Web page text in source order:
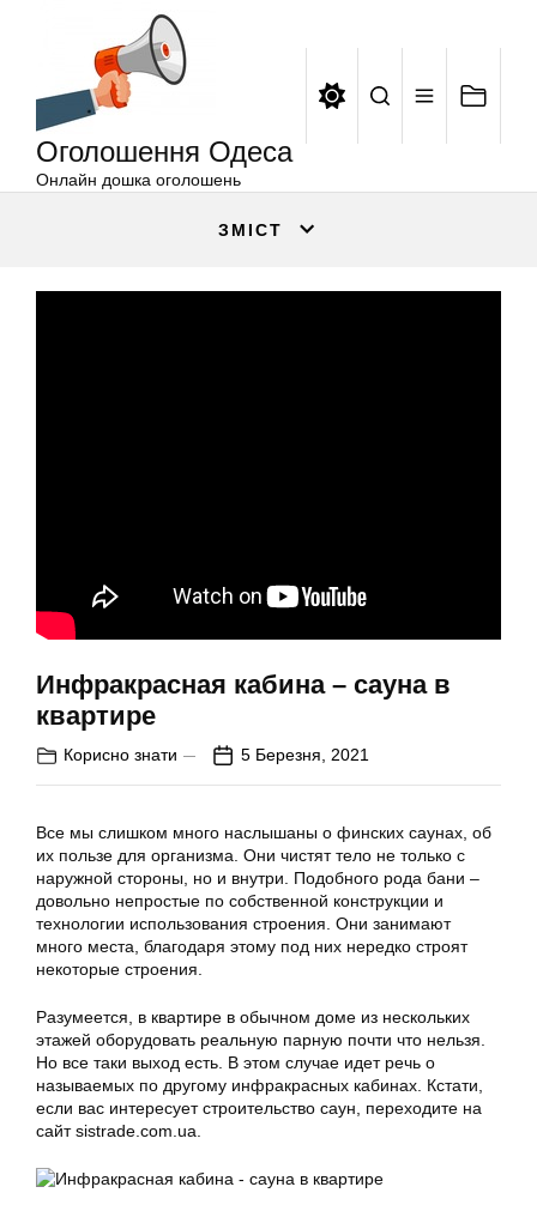
Оголошення Одеса
Онлайн дошка оголошень
ЗМІСТ
Инфракрасная кабина – сауна в
квартире
Корисно знати 5 Березня, 2021
Все мы слишком много наслышаны о финских саунах, об
их пользе для организма. Они чистят тело не только с
наружной стороны, но и внутри. Подобного рода бани –
довольно непростые по собственной конструкции и
технологии использования строения. Они занимают
много места, благодаря этому под них нередко строят
некоторые строения.
Разумеется, в квартире в обычном доме из нескольких
этажей оборудовать реальную парную почти что нельзя.
Но все таки выход есть. В этом случае идет речь о
называемых по другому инфракрасных кабинах. Кстати,
если вас интересует строительство саун, переходите на
сайт sistrade.com.ua.